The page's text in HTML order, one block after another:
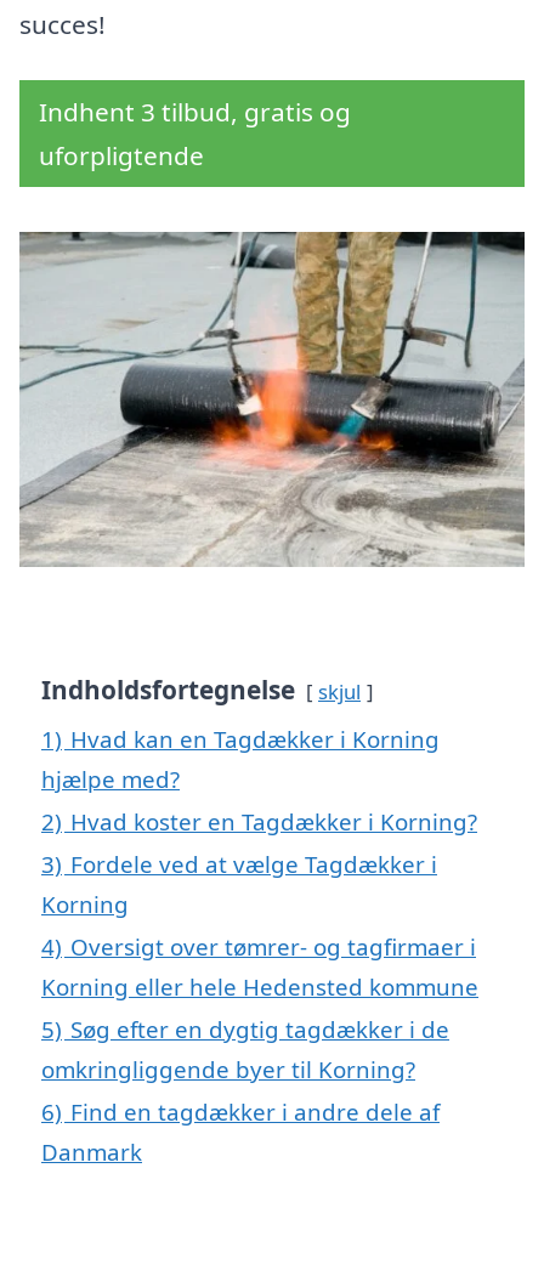
succes!
Indhent 3 tilbud, gratis og
uforpligtende
Indholdsfortegnelse skjul
1) Hvad kan en Tagdækker i Korning
hjælpe med?
2) Hvad koster en Tagdækker i Korning?
3) Fordele ved at vælge Tagdækker i
Korning
4) Oversigt over tømrer- og tagfirmaer i
Korning eller hele Hedensted kommune
5) Søg efter en dygtig tagdækker i de
omkringliggende byer til Korning?
6) Find en tagdækker i andre dele af
Danmark